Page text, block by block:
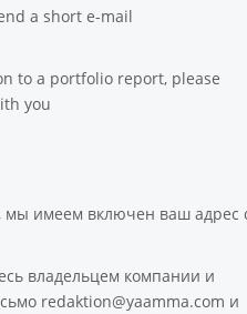
a short e-mail
to a portfolio report, please
you
мы имеем включен ваш адрес
владельцем компании и
redaktion@yaamma.com и